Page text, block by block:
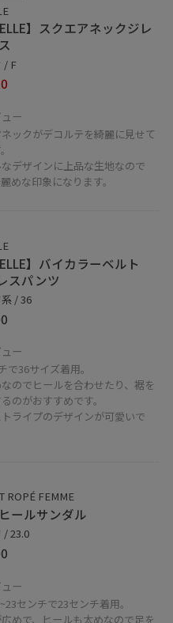
ポイントアップキャンペ
で
ております。
ませ。
談は【友だち追加】をタ
】スクエアネックジレ
/ F
ー
ックがデコルテを綺麗に見せて
デザインに上品な生地なので
めな印象になります。
】バイカラーベルト
スパンツ
/ 36
ー
で36サイズ着用。
のでヒールを合わせたり、裾を
のがおすすめです。
ライプのデザインが可愛いで
ROPÉ FEMME
ールサンダル
/ 23.0
ー
センチで23センチ着用。
めで、ヒールも太めなので足を